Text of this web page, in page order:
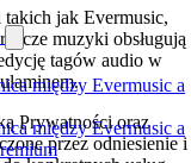
między Evermusic a
między Evermusic a
jak Evermusic,
muzyki obsługują
tagów audio w
Prywatności oraz
przez odniesienie i